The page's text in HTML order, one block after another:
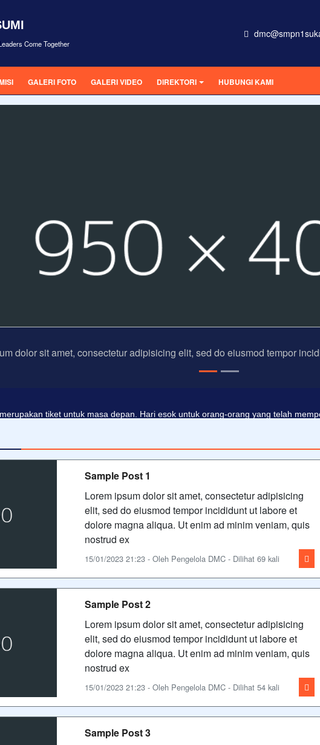
Come Together
GALERI FOTO GALERI VIDEO DIREKTORI HUBUNGI KAMI
dolor sit amet, consectetur adipisicing elit, sed do eiusmod tempor
merupakan tiket untuk masa depan. Hari esok untuk orang-orang yang telah
Sample Post 1
Lorem ipsum dolor sit amet, consectetur adipisicing
elit, sed do eiusmod tempor incididunt ut labore et
dolore magna aliqua. Ut enim ad minim veniam, quis
nostrud ex
15/01/2023 21:23 - Oleh Pengelola DMC - Dilihat 69 kali
Sample Post 2
Lorem ipsum dolor sit amet, consectetur adipisicing
elit, sed do eiusmod tempor incididunt ut labore et
dolore magna aliqua. Ut enim ad minim veniam, quis
nostrud ex
15/01/2023 21:23 - Oleh Pengelola DMC - Dilihat 54 kali
Sample Post 3